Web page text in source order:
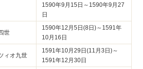
1590年9月15日～1590年9月27
日
世
1590年12月5日(8日)～1591年
10月16日
ィオ九世
1591年10月29日(11月3日)～
1591年12月30日